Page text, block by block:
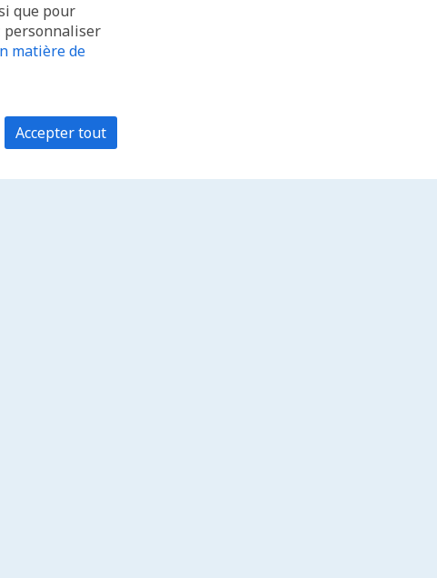
que pour
personnaliser
matière de
Accepter tout